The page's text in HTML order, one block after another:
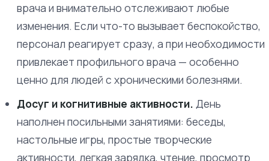
врача и внимательно отслеживают любые
изменения. Если что-то вызывает беспокойство,
персонал реагирует сразу, а при необходимости
привлекает профильного врача — особенно
ценно для людей с хроническими болезнями.
Досуг и когнитивные активности. День
наполнен посильными занятиями: беседы,
настольные игры, простые творческие
активности, легкая зарядка, чтение, просмотр